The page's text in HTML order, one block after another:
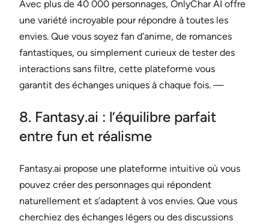
Avec plus de 40 000 personnages, OnlyChar AI offre
une variété incroyable pour répondre à toutes les
envies. Que vous soyez fan d’anime, de romances
fantastiques, ou simplement curieux de tester des
interactions sans filtre, cette plateforme vous
garantit des échanges uniques à chaque fois. —
8. Fantasy.ai : l’équilibre parfait
entre fun et réalisme
Fantasy.ai propose une plateforme intuitive où vous
pouvez créer des personnages qui répondent
naturellement et s’adaptent à vos envies. Que vous
cherchiez des échanges légers ou des discussions